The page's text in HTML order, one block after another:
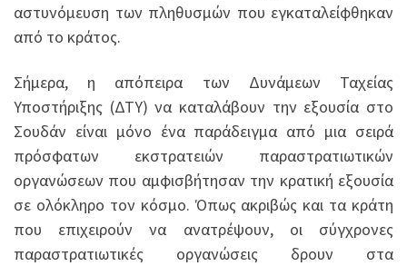
αστυνόμευση των πληθυσμών που εγκαταλείφθηκαν
από το κράτος.
Σήμερα, η απόπειρα των Δυνάμεων Ταχείας
Υποστήριξης (ΔΤΥ) να καταλάβουν την εξουσία στο
Σουδάν είναι μόνο ένα παράδειγμα από μια σειρά
πρόσφατων εκστρατειών παραστρατιωτικών
οργανώσεων που αμφισβήτησαν την κρατική εξουσία
σε ολόκληρο τον κόσμο. Όπως ακριβώς και τα κράτη
που επιχειρούν να ανατρέψουν, οι σύγχρονες
παραστρατιωτικές οργανώσεις δρουν στα